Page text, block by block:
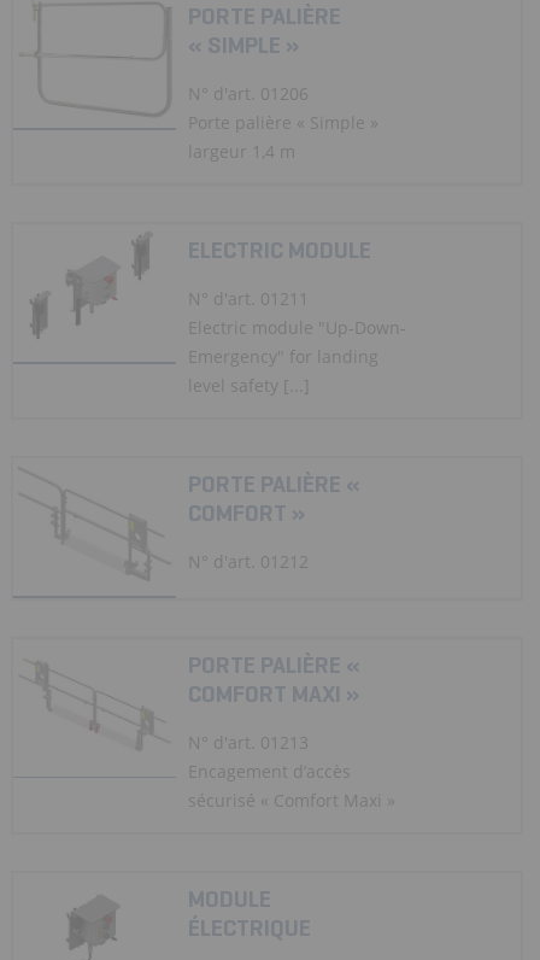
PORTE PALIÈRE
« SIMPLE »
N° d'art. 01206
Porte palière « Simple »
largeur 1,4 m
ELECTRIC MODULE
N° d'art. 01211
Electric module "Up-Down-
Emergency" for landing
level safety [...]
PORTE PALIÈRE «
COMFORT »
N° d'art. 01212
PORTE PALIÈRE «
COMFORT MAXI »
N° d'art. 01213
Encagement d’accès
sécurisé « Comfort Maxi »
MODULE
ÉLECTRIQUE